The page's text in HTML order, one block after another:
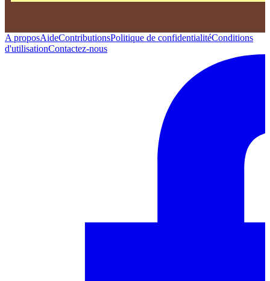
A proposAideContributionsPolitique de confidentialitéConditions
d'utilisationContactez-nous